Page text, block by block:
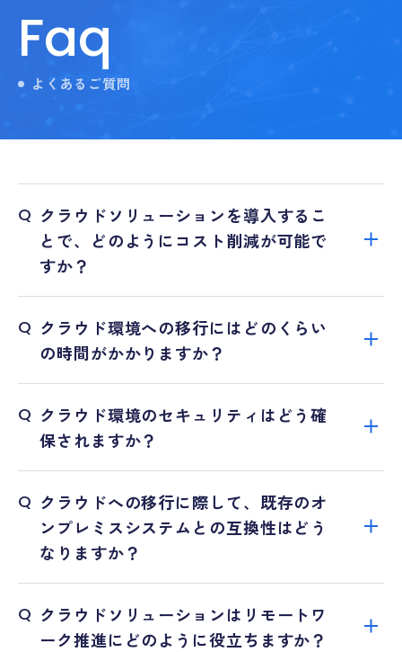
Faq
よくあるご質問
Q クラウドソリューションを導入するこ
とで、どのようにコスト削減が可能で
すか？
Q クラウド環境への移行にはどのくらい
の時間がかかりますか？
Q クラウド環境のセキュリティはどう確
保されますか？
Q クラウドへの移行に際して、既存のオ
ンプレミスシステムとの互換性はどう
なりますか？
Q クラウドソリューションはリモートワ
ーク推進にどのように役立ちますか？